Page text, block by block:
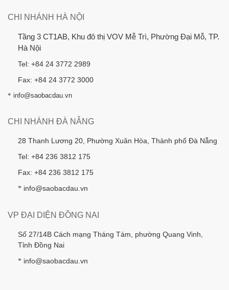
CHI NHÁNH HÀ NỘI
Tầng 3 CT1AB, Khu đô thị VOV Mễ Trì, Phường Đại Mỗ, TP.
Hà Nội
Tel: +84 24 3772 2989
Fax: +84 24 3772 3000
* info@saobacdau.vn
CHI NHÁNH ĐÀ NẴNG
28 Thanh Lương 20, Phường Xuân Hòa, Thành phố Đà Nẵng
Tel: +84 236 3812 175
Fax: +84 236 3812 175
* info@saobacdau.vn
VP ĐẠI DIỆN ĐỒNG NAI
Số 27/14B Cách mạng Tháng Tám, phường Quang Vinh,
Tỉnh Đồng Nai
* info@saobacdau.vn